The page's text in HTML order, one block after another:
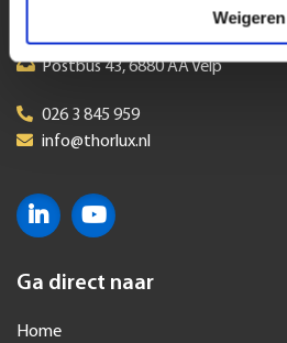
Weigeren
Florijnweg 8, 6883 JP Velp
Postbus 43, 6880 AA Velp
026 3 845 959
info@thorlux.nl
Ga direct naar
Home